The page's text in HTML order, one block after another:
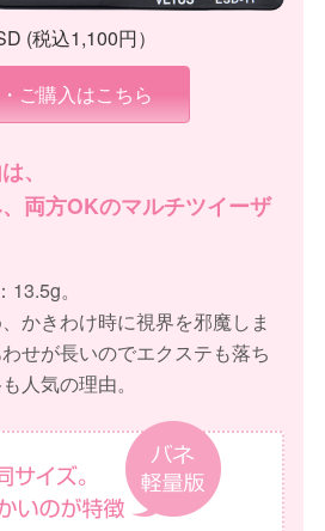
(税込1,100円）
ご購入はこちら
、
両方OKのマルチツイーザ
。
かきわけ時に視界を邪魔しま
せが長いのでエクステも落ち
人気の理由。